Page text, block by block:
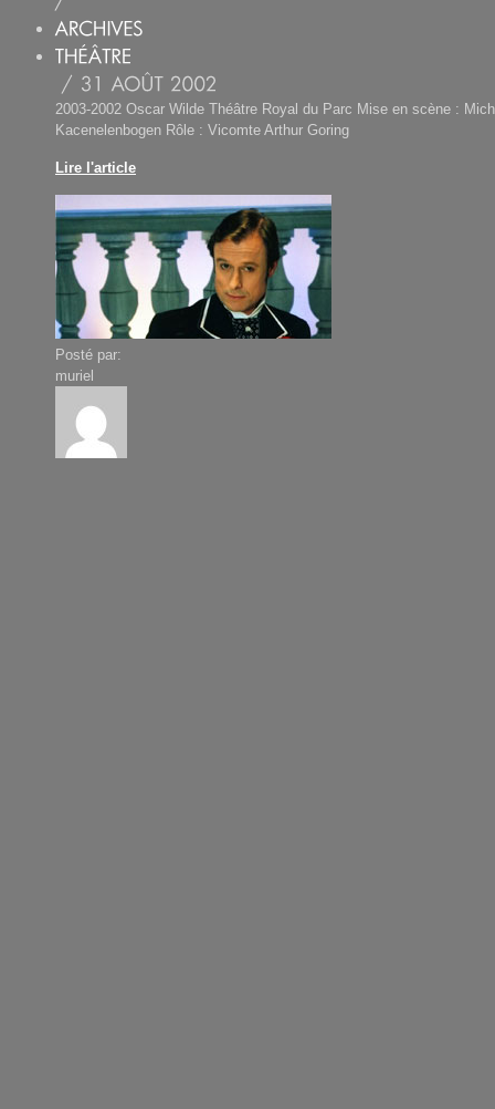
2003-2002 Oscar Wilde Théâtre Royal du Parc Mise en scène :
Kacenelenbogen Rôle : Vicomte Arthur Goring
Lire l'article
Posté par:
muriel